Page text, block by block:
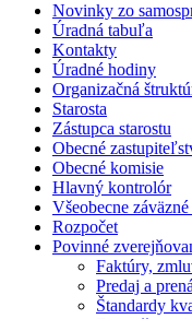
Novinky zo
Úradná tabuľa
Kontakty
Úradné hodiny
Organizačná
Starosta
Zástupca starostu
Obecné
Obecné komisie
Hlavný kontrolór
Všeobecne
Rozpočet
Povinné
Faktúry,
Predaj a
Štandardy